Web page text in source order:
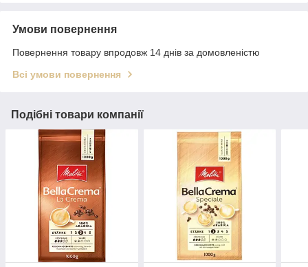
Умови повернення
Повернення товару впродовж 14 днів за домовленістю
Всі умови повернення
Подібні товари компанії